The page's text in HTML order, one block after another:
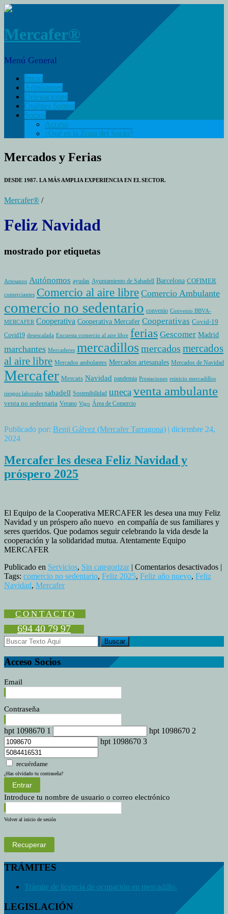
Mercafer®
Menú General
Inicio
Admisiones
Delegaciones
Quiénes Somos
Socios
Acceso
¿Qué es la Zona del Socio?
Mercados y Ferias
DESDE 1987. LA MÁS AMPLIA EXPERIENCIA EN EL SECTOR.
Mercafer® /
Feliz Navidad
mostrado por etiquetas
Artesanos Autónomos ayudas Ayuntamiento de Sabadell Barcelona COFIMER
comerciantes Comercio al aire libre Comercio Ambulante
comercio no sedentario convenio Convenio BBVA-
MERCAFER Cooperativa Cooperativa Mercafer Cooperativas Covid-19
Covid19 desescalada Encuesta comercio al aire libre ferias Gescomer Madrid
marchantes Mercaderes mercadillosmercados mercados
al aire libre Mercados ambulantes Mercados artesanales Mercados de Navidad
Mercafer Mercats Navidad pandemia Prestaciones reinicio mercadillos
riesgos laborales sabadell Sostenibilidad unecaventa ambulante
venta no sedentaria Verano Vigo Área de Comercio
Publicado por: Benji Gálvez (Mercafer Tarragona) | diciembre 24,
2024
Mercafer les desea Feliz Navidad y
próspero 2025
El Equipo de la Cooperativa MERCAFER les desea una muy Feliz
Navidad y un próspero año nuevo en compañía de sus familiares y
seres queridos. Que podamos seguir celebrando la vida desde la
cooperación y la solidaridad mutua. Atentamente Equipo
MERCAFER
Publicado en Servicios, Sin categorizar| Comentarios desactivadosen|
Tags: comercio no sedentario, Feliz 2025, Feliz año nuevo, Feliz
Navidad, Mercafer
C O N T A C T O
694 40 79 97
Acceso Socios
Email
Contraseña
hpt 1098670 1
hpt 1098670 2
hpt 1098670 3
recuérdame
¿Has olvidado tu contraseña?
Entrar
Introduce tu nombre de usuario o correo electrónico
Volver al inicio de sesión
Recuperar
TRÁMITES
Trámite de licencia de ocupación en mercadillo.
LEGISLACIÓN